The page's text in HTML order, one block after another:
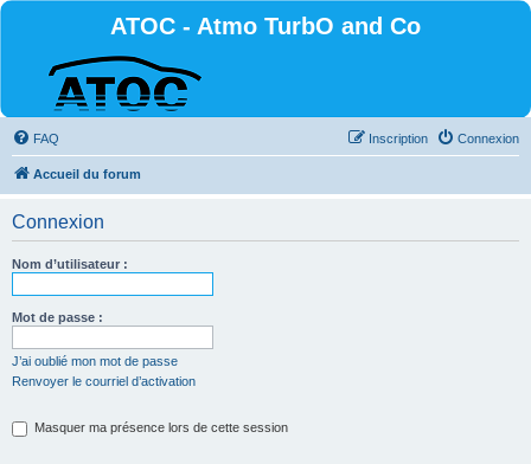
ATOC - Atmo TurbO and Co
FAQ Connexion
Inscription
Accueil du forum
Connexion
Nom d’utilisateur :
Mot de passe :
J’ai oublié mon mot de passe
Renvoyer le courriel d’activation
Masquer ma présence lors de cette session